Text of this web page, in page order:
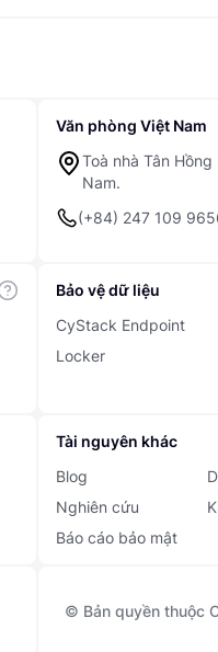
Văn phòng Việt Nam
Toà nhà Tân
Nam.
(+84) 247 109
Bảo vệ dữ liệu
CyStack Endpoint
Locker
Tài nguyên khác
Blog
Nghiên cứu
Báo cáo bảo mật
© Bản quyền thuộc